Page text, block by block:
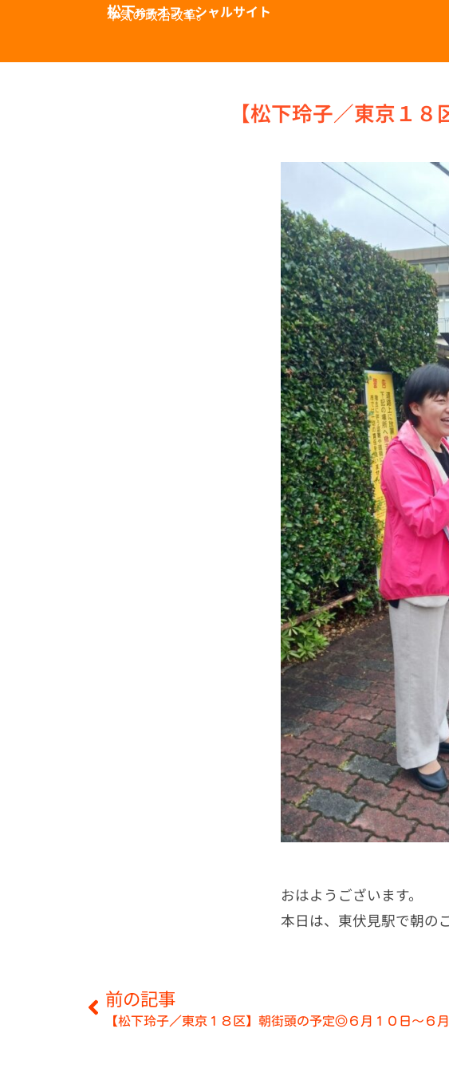
松下玲子オフィシャルサイト
本気の政治改革。
【松下玲子／東京１
おはようございます。
本日は、東伏見駅で朝の
前の記事
【松下玲子／東京１８区】朝街頭の予定◎６月１０日～６